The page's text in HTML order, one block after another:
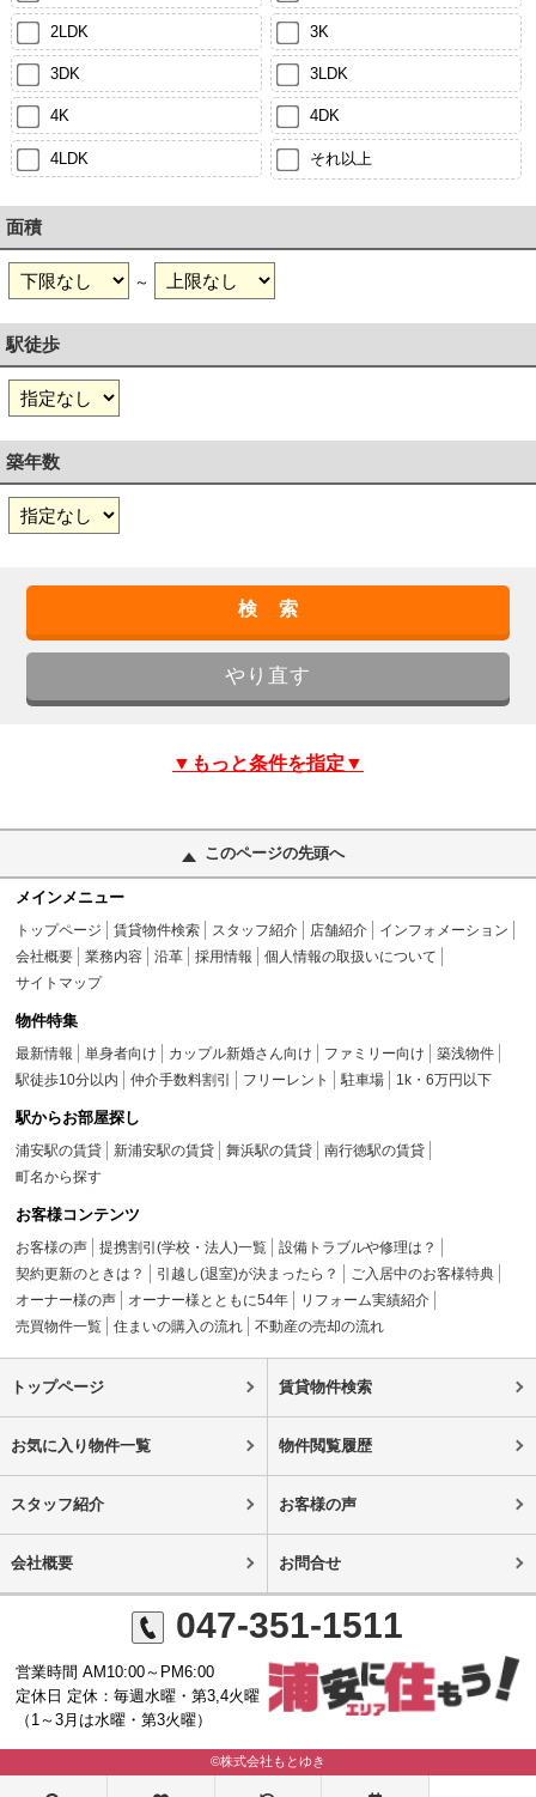
2LDK 3K
3DK 3LDK
4K 4DK
4LDK それ以上
面積
～
駅徒歩
築年数
▼もっと条件を指定▼
このページの先頭へ
メインメニュー
トップページ 賃貸物件検索 スタッフ紹介 店舗紹介
インフォメーション
会社概要
業務内容 沿革 採用情報
個人情報の取扱いについて
サイトマップ
物件特集
最新情報 単身者向け カップル新婚さん向け ファミリー向け
築浅物件
駅徒歩10分以内
仲介手数料割引 フリーレント 駐車場 1k・6万円以下
駅からお部屋探し
浦安駅の賃貸 新浦安駅の賃貸 舞浜駅の賃貸
南行徳駅の賃貸
町名から探す
お客様コンテンツ
お客様の声 提携割引(学校・法人)一覧
設備トラブルや修理は？
契約更新のときは？
引越し(退室)が決まったら？
ご入居中のお客様特典
オーナー様の声
オーナー様とともに54年
リフォーム実績紹介
売買物件一覧
住まいの購入の流れ 不動産の売却の流れ
トップページ 賃貸物件検索
お気に入り物件一覧 物件閲覧履歴
スタッフ紹介 お客様の声
会社概要 お問合せ
047-351-1511
営業時間 AM10:00～PM6:00
定休日 定休：毎週水曜・第3,4火曜
（1～3月は水曜・第3火曜）
©株式会社もとゆき